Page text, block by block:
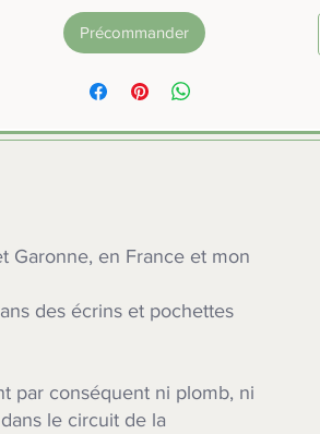
Précommander
Garonne, en France et mon
des écrins et pochettes
par conséquent ni plomb, ni
dans le circuit de la